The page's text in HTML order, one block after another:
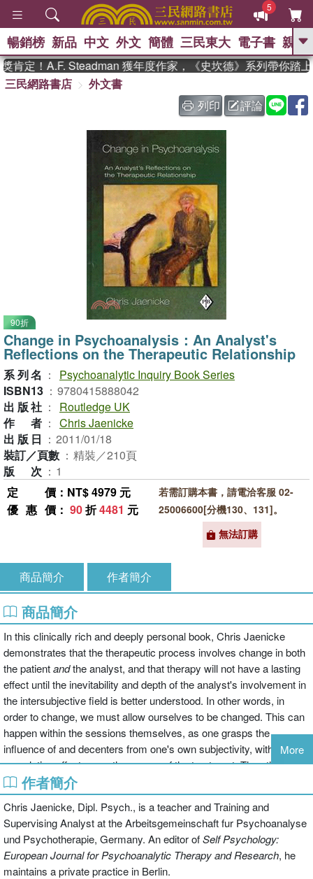
5
GO
、 如果歷史是一群喵 、 暑期
國際布克獎 臺灣漫遊錄 、 方
念華 、 台灣的李登輝時代
孩：黎曼猜想 、 偉大的迷走神經
暢銷榜 新品 中文 外文 簡體 三民東大 電子書 親子
定！A.F. Steadman 獲年度作家，《史坎德》系列帶你踏上
三民網路書店
外文書
列印
評論
90折
Change in Psychoanalysis：An Analyst's
Reflections on the Therapeutic Relationship
系列名 ：
Psychoanalytic Inquiry Book Series
ISBN13 ： 9780415888042
出版社 ：
Routledge UK
作者 ： Chris Jaenicke
出版日 ： 2011/01/18
裝訂／頁數 ： 精裝／210頁
版次 ： 1
定價 ：NT$ 4979 元
優惠價 ： 90折4481 元
若需訂購本書，請電洽客服 02-
25006600[分機130、131]。
無法訂購
商品簡介 作者簡介
商品簡介
In this clinically rich and deeply personal book, Chris Jaenicke
demonstrates that the therapeutic process involves change in both
the patientandthe analyst, and that therapy will not have a lasting
effect until the inevitability and depth of the analyst's involvement in
the intersubjective field is better understood. In other words, in
order to change, we must allow ourselves to be changed. This can
happen within the sessions themselves, as one grasps the
influence of and decenters from one's own subjectivity, with
cumulative effects over the course of the treatment. Thus the
process, limitations, and cure of psychotherapy are cocreated,
without displacing the asymmetrical nature of roles and
responsibility. Essentially, beyond the theories and techniques, it is
the specificity of our subjectivity as it interacts with the patient's
subjectivity which plays the central role in the therapeutic process.
More
作者簡介
Chris Jaenicke, Dipl. Psych., is a teacher and Training and
Supervising Analyst at the Arbeitsgemeinschaft fur Psychoanalyse
und Psychotherapie, Germany. An editor ofSelf Psychology:
European Journal for Psychoanalytic Therapy and Research, he
maintains a private practice in Berlin.